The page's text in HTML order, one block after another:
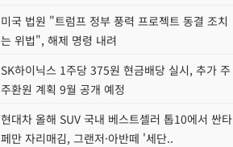
미국 법원 "트럼프 정부 풍력 프로젝트 동결 조치
는 위법", 해제 명령 내려
SK하이닉스 1주당 375원 현금배당 실시, 추가 주
주환원 계획 9월 공개 예정
현대차 올해 SUV 국내 베스트셀러 톱10에서 싼타
페만 자리매김, 그랜저·아반떼 '세단..